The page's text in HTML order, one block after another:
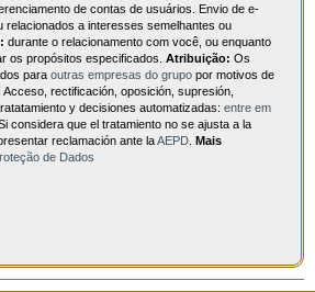
de contas de usuários. Envio de e-
relacionados a interesses semelhantes ou
durante o relacionamento com você, ou enquanto
os propósitos especificados. Atribuição: Os
para outras empresas do grupo por motivos de
Acceso, rectificación, oposición, supresión,
y decisiones automatizadas: entre em
Si considera que el tratamiento no se ajusta a la
reclamación ante laAEPD Mais
de Dados